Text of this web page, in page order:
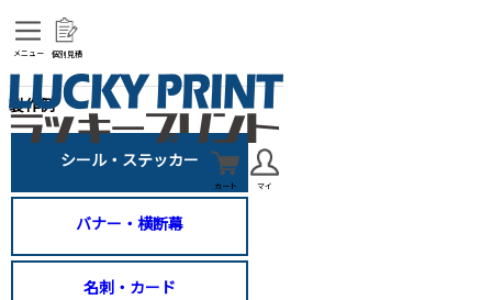
メニュー 個別見積
マイ
カート
製作例
シール・ステッカー
バナー・横断幕
名刺・カード